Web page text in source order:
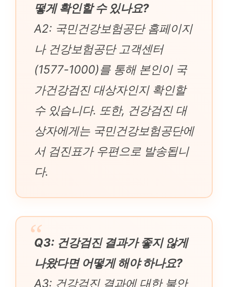
떻게 확인할 수 있나요?
A2: 국민건강보험공단 홈페이지
나 건강보험공단 고객센터
(1577-1000)를 통해 본인이 국
가건강검진 대상자인지 확인할
수 있습니다. 또한, 건강검진 대
상자에게는 국민건강보험공단에
서 검진표가 우편으로 발송됩니
다.
Q3: 건강검진 결과가 좋지 않게
나왔다면 어떻게 해야 하나요?
A3: 건강검진 결과에 대한 불안